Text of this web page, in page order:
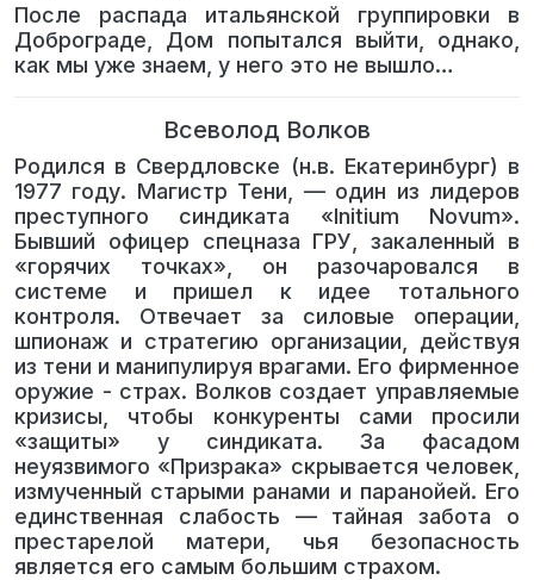
После распада итальянской группировки в
Доброграде, Дом попытался выйти, однако,
как мы уже знаем, у него это не вышло…
Всеволод Волков
Родился в Свердловске (н.в. Екатеринбург) в
1977 году. Магистр Тени, — один из лидеров
преступного синдиката «Initium Novum».
Бывший офицер спецназа ГРУ, закаленный в
«горячих точках», он разочаровался в
системе и пришел к идее тотального
контроля. Отвечает за силовые операции,
шпионаж и стратегию организации, действуя
из тени и манипулируя врагами. Его фирменное
оружие - страх. Волков создает управляемые
кризисы, чтобы конкуренты сами просили
«защиты» у синдиката. За фасадом
неуязвимого «Призрака» скрывается человек,
измученный старыми ранами и паранойей. Его
единственная слабость — тайная забота о
престарелой матери, чья безопасность
является его самым большим страхом.